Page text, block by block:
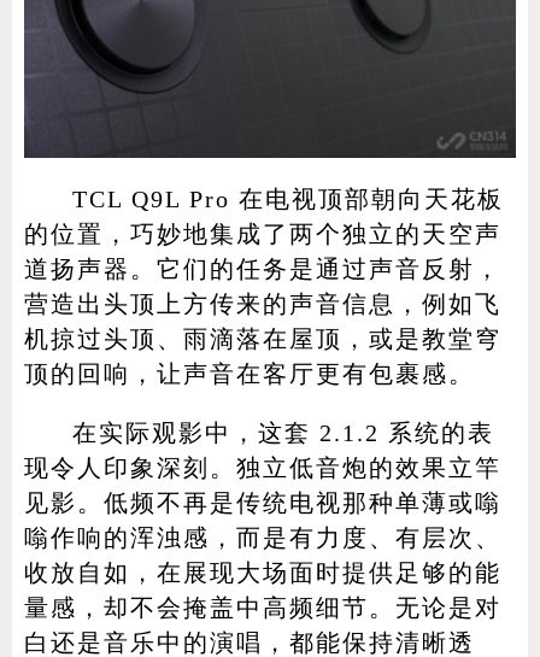
TCL Q9L Pro 在电视顶部朝向天花板
的位置，巧妙地集成了两个独立的天空声
道扬声器。它们的任务是通过声音反射，
营造出头顶上方传来的声音信息，例如飞
机掠过头顶、雨滴落在屋顶，或是教堂穹
顶的回响，让声音在客厅更有包裹感。
在实际观影中，这套 2.1.2 系统的表
现令人印象深刻。独立低音炮的效果立竿
见影。低频不再是传统电视那种单薄或嗡
嗡作响的浑浊感，而是有力度、有层次、
收放自如，在展现大场面时提供足够的能
量感，却不会掩盖中高频细节。无论是对
白还是音乐中的演唱，都能保持清晰透